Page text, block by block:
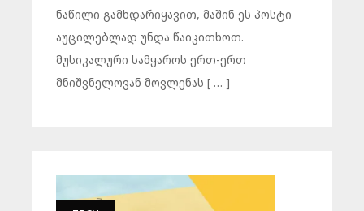
ნაწილი გამხდარიყავით, მაშინ ეს პოსტი
აუცილებლად უნდა წაიკითხოთ.
მუსიკალური სამყაროს ერთ-ერთ
მნიშვნელოვან მოვლენას [ … ]